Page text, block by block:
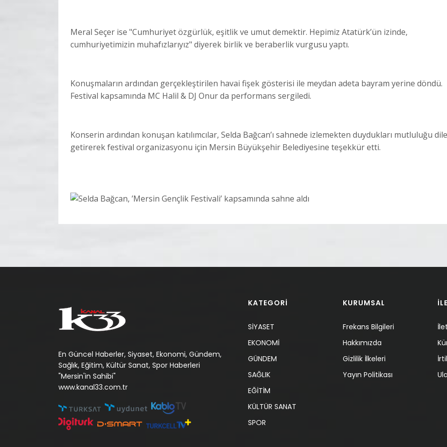
Meral Seçer ise "Cumhuriyet özgürlük, eşitlik ve umut demektir. Hepimiz Atatürk’ün izinde,
cumhuriyetimizin muhafızlarıyız" diyerek birlik ve beraberlik vurgusu yaptı.
Konuşmaların ardından gerçekleştirilen havai fişek gösterisi ile meydan adeta bayram yerine döndü.
Festival kapsamında MC Halil & DJ Onur da performans sergiledi.
Konserin ardından konuşan katılımcılar, Selda Bağcan’ı sahnede izlemekten duydukları mutluluğu dile
getirerek festival organizasyonu için Mersin Büyükşehir Belediyesine teşekkür etti.
En Güncel Haberler, Siyaset, Ekonomi, Gündem,
Sağlık, Eğitim, Kültür Sanat, Spor Haberleri
"Mersin'in Sahibi"
www.kanal33.com.tr
KATEGORİ
SİYASET
EKONOMİ
GÜNDEM
SAĞLIK
EĞİTİM
KÜLTÜR SANAT
SPOR
KURUMSAL
Frekans Bilgileri
Hakkımızda
Gizlilik İlkeleri
Yayın Politikası